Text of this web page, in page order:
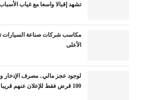
تشهد إقبالا واسعا مع غياب
مكاسب شركات صناعة السيارات
الأعلى
لوجود عجز مالي.. مصرف الإدخار
100 قرض فقط للإعلان عنهم قريبا